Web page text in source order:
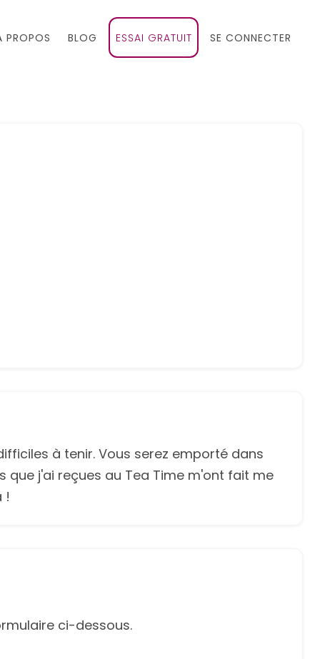
PROPOS BLOG ESSAI GRATUIT SE CONNECTER
à tenir. Vous serez emporté dans
que j'ai reçues au Tea Time m'ont fait me
!
ci-dessous.